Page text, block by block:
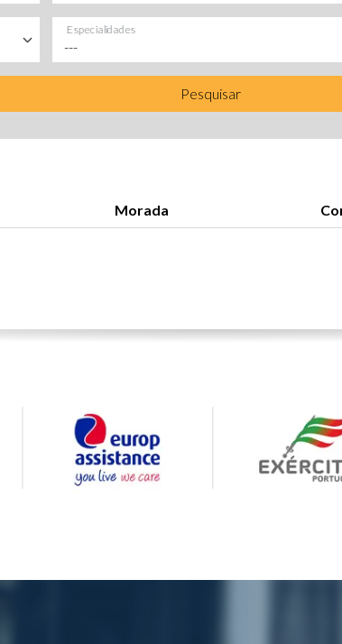
Especialidades
Pesquisar
Morada